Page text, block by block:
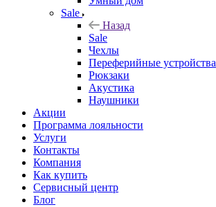
Sale
Назад
Sale
Чехлы
Переферийные устройства
Рюкзаки
Акустика
Наушники
Акции
Программа лояльности
Услуги
Контакты
Компания
Как купить
Сервисный центр
Блог